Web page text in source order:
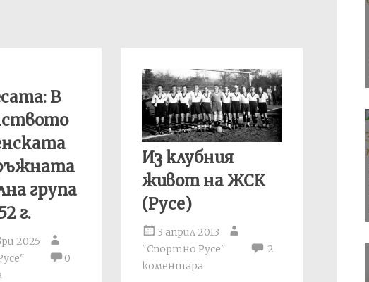
В
група
г.
2025
0
Из клубния
живот на ЖСК
(Русе)
3 април 2013
"Спортно Русе"
2
коментара